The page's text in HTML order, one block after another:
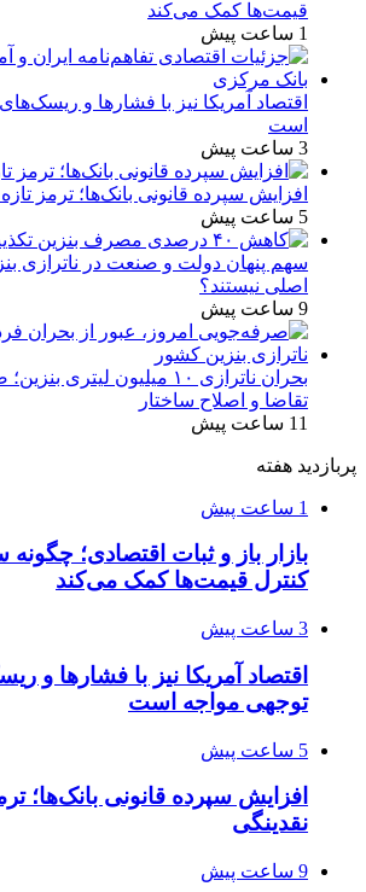
قیمت‌ها کمک می‌کند
1 ساعت پیش
اقتصاد آمریکا نیز با فشارها و
است
3 ساعت پیش
افزایش سپرده قانونی بانک‌ها؛ ترمز
5 ساعت پیش
سهم پنهان دولت و صنعت در ناترازی
اصلی نیستند؟
9 ساعت پیش
بحران ناترازی ۱۰ میلیون
تقاضا و اصلاح ساختار
11 ساعت پیش
پربازدید هفته
1 ساعت پیش
بازار باز و ثبات اقتصادی؛
کنترل قیمت‌ها کمک می‌کند
3 ساعت پیش
اقتصاد آمریکا نیز با فشارها و
توجهی مواجه است
5 ساعت پیش
افزایش سپرده قانونی بانک‌ها؛
نقدینگی
9 ساعت پیش